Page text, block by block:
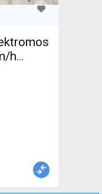
h